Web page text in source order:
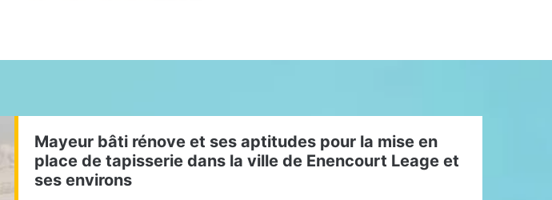
Mayeur bâti rénove et ses aptitudes pour la mise en
place de tapisserie dans la ville de Enencourt Leage et
ses environs